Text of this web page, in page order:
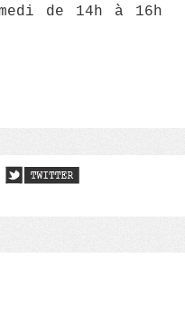
de 14h à 16h